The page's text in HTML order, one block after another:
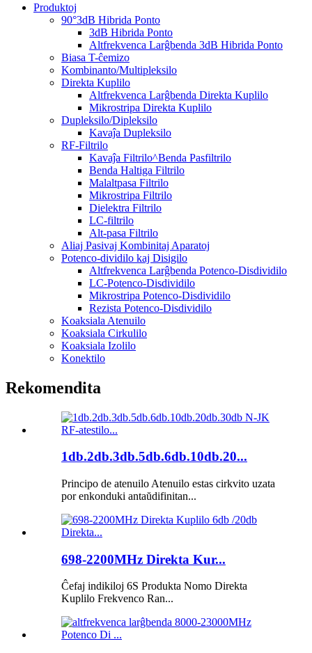
Produktoj
90°3dB Hibrida Ponto
3dB Hibrida Ponto
Altfrekvenca Larĝbenda 3dB Hibrida Ponto
Biasa T-ĉemizo
Kombinanto/Multipleksilo
Direkta Kuplilo
Altfrekvenca Larĝbenda Direkta Kuplilo
Mikrostripa Direkta Kuplilo
Dupleksilo/Dipleksilo
Kavaĵa Dupleksilo
RF-Filtrilo
Kavaĵa Filtrilo^Benda Pasfiltrilo
Benda Haltiga Filtrilo
Malaltpasa Filtrilo
Mikrostripa Filtrilo
Dielektra Filtrilo
LC-filtrilo
Alt-pasa Filtrilo
Aliaj Pasivaj Kombinitaj Aparatoj
Potenco-dividilo kaj Disigilo
Altfrekvenca Larĝbenda Potenco-Disdividilo
LC-Potenco-Disdividilo
Mikrostripa Potenco-Disdividilo
Rezista Potenco-Disdividilo
Koaksiala Atenuilo
Koaksiala Cirkulilo
Koaksiala Izolilo
Konektilo
Rekomendita
1db.2db.3db.5db.6db.10db.20...
Principo de atenuilo Atenuilo estas cirkvito uzata
por enkonduki antaŭdifinitan...
698-2200MHz Direkta Kur...
Ĉefaj indikiloj 6S Produkta Nomo Direkta
Kuplilo Frekvenco Ran...